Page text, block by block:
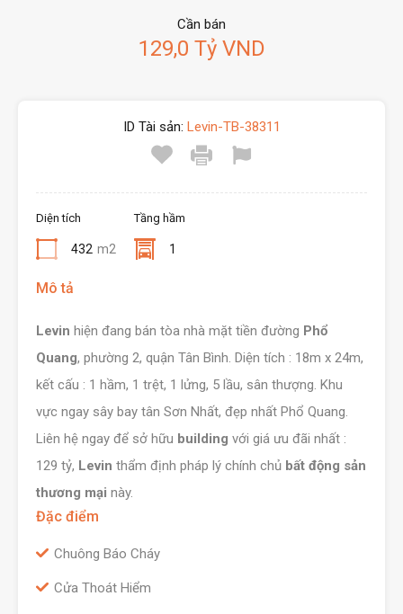
Cần bán
129,0 Tỷ VND
ID Tài sản: Levin-TB-38311
Diện tích
432 m2
Tầng hầm
1
Mô tả
Levin hiện đang bán tòa nhà mặt tiền đường Phổ
Quang, phường 2, quận Tân Bình. Diện tích : 18m x 24m,
kết cấu : 1 hầm, 1 trệt, 1 lửng, 5 lầu, sân thượng. Khu
vực ngay sây bay tân Sơn Nhất, đẹp nhất Phổ Quang.
Liên hệ ngay để sở hữu building với giá ưu đãi nhất :
129 tỷ, Levin thẩm định pháp lý chính chủ bất động sản
thương mại này.
Đặc điểm
Chuông Báo Cháy
Cửa Thoát Hiểm